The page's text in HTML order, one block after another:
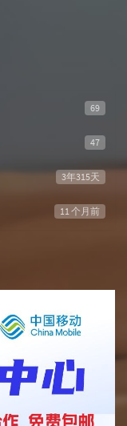
69
47
3年315天
11 个月前